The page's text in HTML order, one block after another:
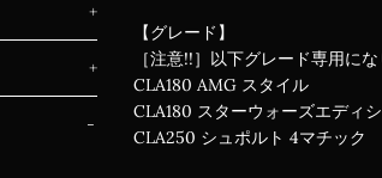
+
+
-
【グレード】
［注意!!］以下グレード専用にな
CLA180 AMG スタイル
CLA180 スターウォーズエディ
CLA250 シュポルト 4マチック